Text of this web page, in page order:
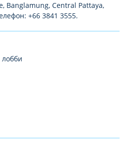
Banglamung, Central Pattaya,
+66 3841 3555.
лобби